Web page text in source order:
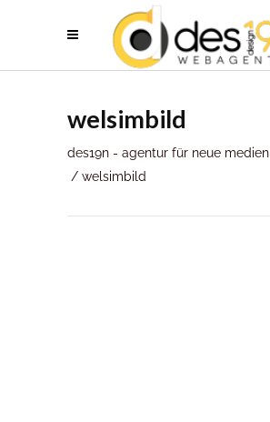
welsimbild
des19n - agentur für neue medien
/ welsimbild